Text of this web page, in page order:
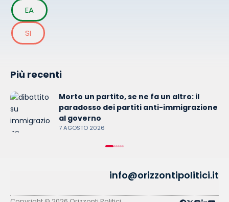
EA
SI
Più recenti
Morto un partito, se ne fa un altro: il
paradosso dei partiti anti-immigrazione
al governo
7 AGOSTO 2026
info@orizzontipolitici.it